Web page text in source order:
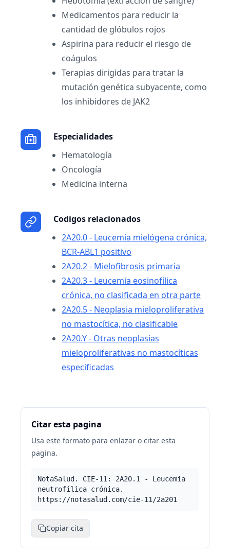
Medicamentos para reducir la
cantidad de glóbulos rojos
Aspirina para reducir el riesgo de
coágulos
Terapias dirigidas para tratar la
mutación genética subyacente, como
los inhibidores de JAK2
Especialidades
Hematología
Oncología
Medicina interna
Codigos relacionados
2A20.0 - Leucemia mielógena crónica,
BCR-ABL1 positivo
2A20.2 - Mielofibrosis primaria
2A20.3 - Leucemia eosinofílica
crónica, no clasificada en otra parte
2A20.5 - Neoplasia mieloproliferativa
no mastocítica, no clasificable
2A20.Y - Otras neoplasias
mieloproliferativas no mastocíticas
especificadas
Citar esta pagina
Usa este formato para enlazar o citar esta
pagina.
NotaSalud. CIE-11: 2A20.1 - Leucemia
neutrofílica crónica.
https://notasalud.com/cie-11/2a201
Copiar cita